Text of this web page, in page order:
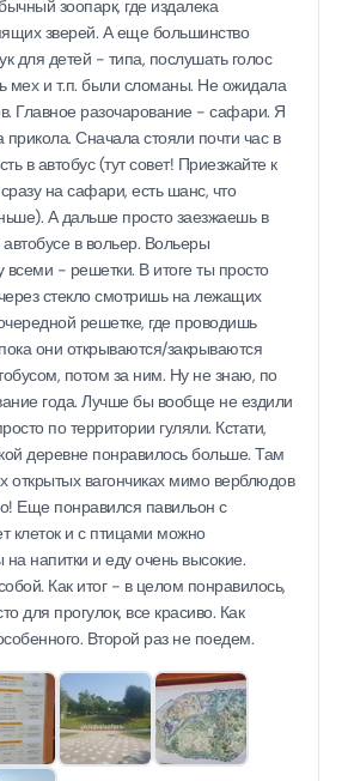
зоопарк, где издалека
зверей. А еще большинство
для детей - типа, послушать голос
мех и т.п. были сломаны. Не ожидала
Главное разочарование - сафари. Я
Сначала стояли почти час в
в автобус (тут совет! Приезжайте к
на сафари, есть шанс, что
А дальше просто заезжаешь в
в вольер. Вольеры
- решетки. В итоге ты просто
стекло смотришь на лежащих
решетке, где проводишь
они открываются/закрываются
потом за ним. Ну не знаю, по
года. Лучше бы вообще не ездили
по территории гуляли. Кстати,
деревне понравилось больше. Там
открытых вагончиках мимо верблюдов
Еще понравился павильон с
клеток и с птицами можно
напитки и еду очень высокие.
Как итог - в целом понравилось,
для прогулок, все красиво. Как
Второй раз не поедем.